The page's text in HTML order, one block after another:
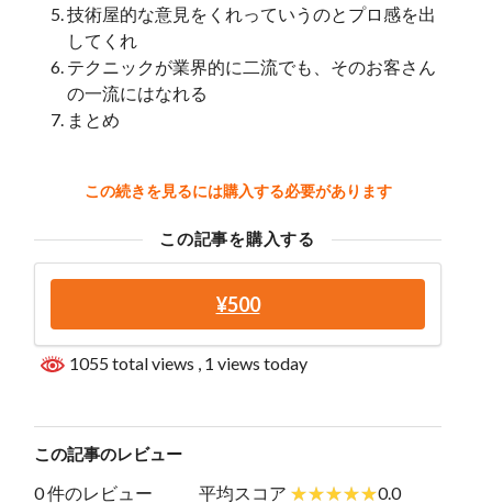
技術屋的な意見をくれっていうのとプロ感を出
してくれ
テクニックが業界的に二流でも、そのお客さん
の一流にはなれる
まとめ
この続きを見るには購入する必要があります
この記事を購入する
¥500
1055 total views , 1 views today
この記事のレビュー
0 件のレビュー 平均スコア 0.0